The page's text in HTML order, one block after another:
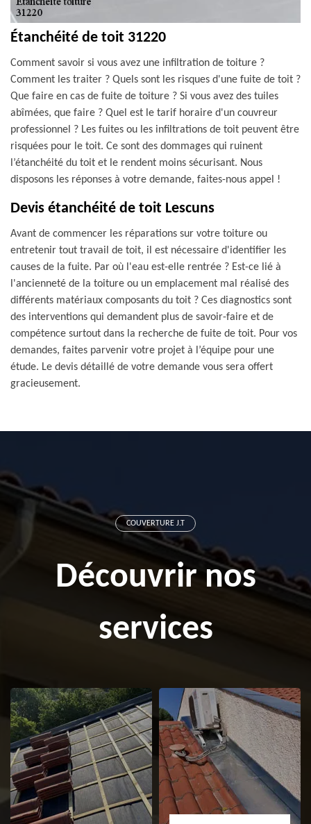
Étanchéité de toit 31220
Comment savoir si vous avez une infiltration de toiture ?
Comment les traiter ? Quels sont les risques d'une fuite de toit ?
Que faire en cas de fuite de toiture ? Si vous avez des tuiles
abîmées, que faire ? Quel est le tarif horaire d'un couvreur
professionnel ? Les fuites ou les infiltrations de toit peuvent être
risquées pour le toit. Ce sont des dommages qui ruinent
l’étanchéité du toit et le rendent moins sécurisant. Nous
disposons les réponses à votre demande, faites-nous appel !
Devis étanchéité de toit Lescuns
Avant de commencer les réparations sur votre toiture ou
entretenir tout travail de toit, il est nécessaire d'identifier les
causes de la fuite. Par où l'eau est-elle rentrée ? Est-ce lié à
l'ancienneté de la toiture ou un emplacement mal réalisé des
différents matériaux composants du toit ? Ces diagnostics sont
des interventions qui demandent plus de savoir-faire et de
compétence surtout dans la recherche de fuite de toit. Pour vos
demandes, faites parvenir votre projet à l’équipe pour une
étude. Le devis détaillé de votre demande vous sera offert
gracieusement.
COUVERTURE J.T
Découvrir nos
services